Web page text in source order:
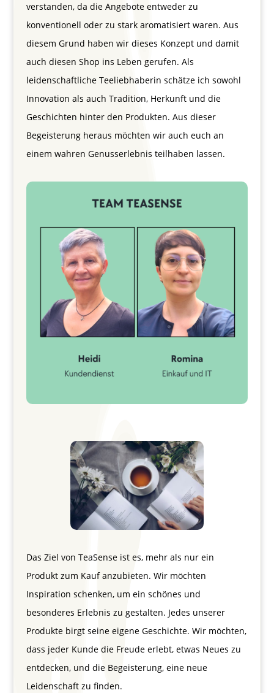
verstanden, da die Angebote entweder zu
konventionell oder zu stark aromatisiert waren. Aus
diesem Grund haben wir dieses Konzept und damit
auch diesen Shop ins Leben gerufen. Als
leidenschaftliche Teeliebhaberin schätze ich sowohl
Innovation als auch Tradition, Herkunft und die
Geschichten hinter den Produkten. Aus dieser
Begeisterung heraus möchten wir auch euch an
einem wahren Genusserlebnis teilhaben lassen.
Das Ziel von TeaSense ist es, mehr als nur ein
Produkt zum Kauf anzubieten. Wir möchten
Inspiration schenken, um ein schönes und
besonderes Erlebnis zu gestalten. Jedes unserer
Produkte birgt seine eigene Geschichte. Wir möchten,
dass jeder Kunde die Freude erlebt, etwas Neues zu
entdecken, und die Begeisterung, eine neue
Leidenschaft zu finden.